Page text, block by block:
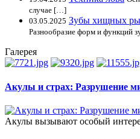
случае […]
03.05.2025 Зубы хищных
Разнообразие форм и
Галерея
Акулы и страх: Разрушение
Акулы вызывают особый